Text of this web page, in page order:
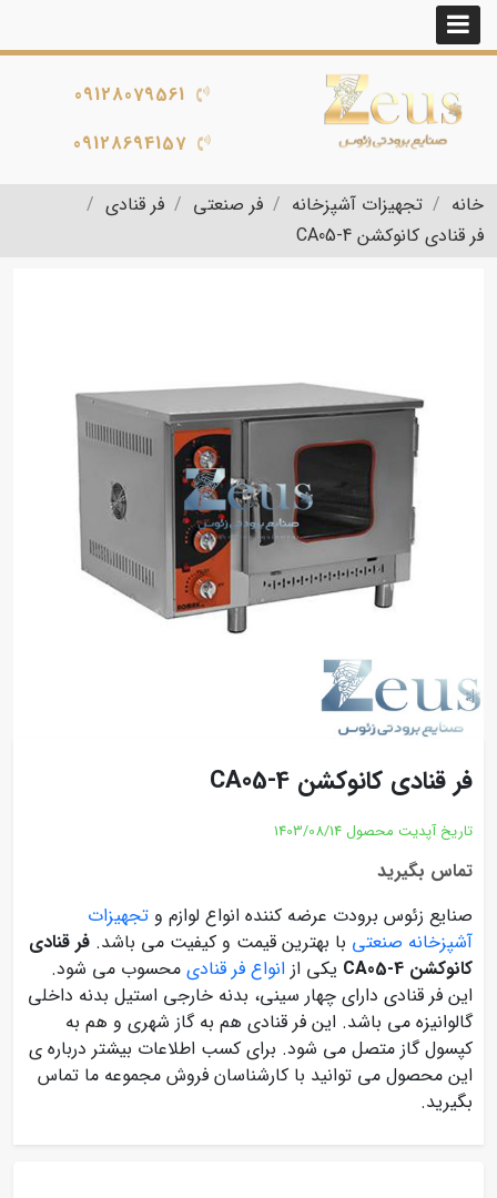
09128079561
09128694157
خانه تجهیزات آشپزخانه فر صنعتی
فر قنادی
فر قنادی کانوکشن CA05-4
فر قنادی کانوکشن CA05-4
تاریخ آپدیت محصول 1403/08/14
تماس بگیرید
صنایع زئوس برودت عرضه کننده انواع لوازم و تجهیزات
آشپزخانه صنعتی با بهترین قیمت و کیفیت می باشد. فر قنادی
کانوکشن CA05-4
یکی از انواع فر قنادی محسوب می شود.
این فر قنادی دارای چهار سینی، بدنه خارجی استیل بدنه داخلی
گالوانیزه می باشد. این فر قنادی هم به گاز شهری و هم به
کپسول گاز متصل می شود. برای کسب اطلاعات بیشتر درباره ی
این محصول می توانید با کارشناسان فروش مجموعه ما تماس
بگیرید.